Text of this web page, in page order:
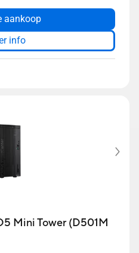
STD 810H military-grade
all your
aankoop
info
Mini Tower (D501M